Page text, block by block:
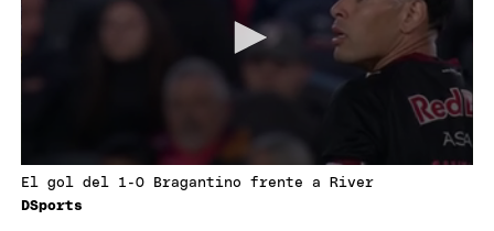
El gol del 1-0 Bragantino frente a River
DSports